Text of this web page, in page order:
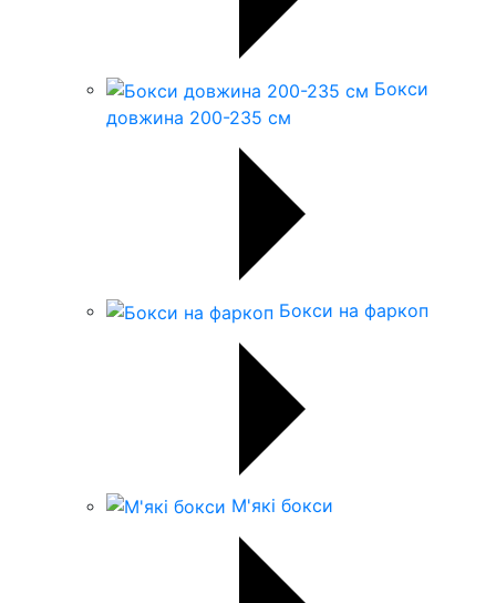
Бокси
довжина 200-235 см
Бокси на фаркоп
М'які бокси